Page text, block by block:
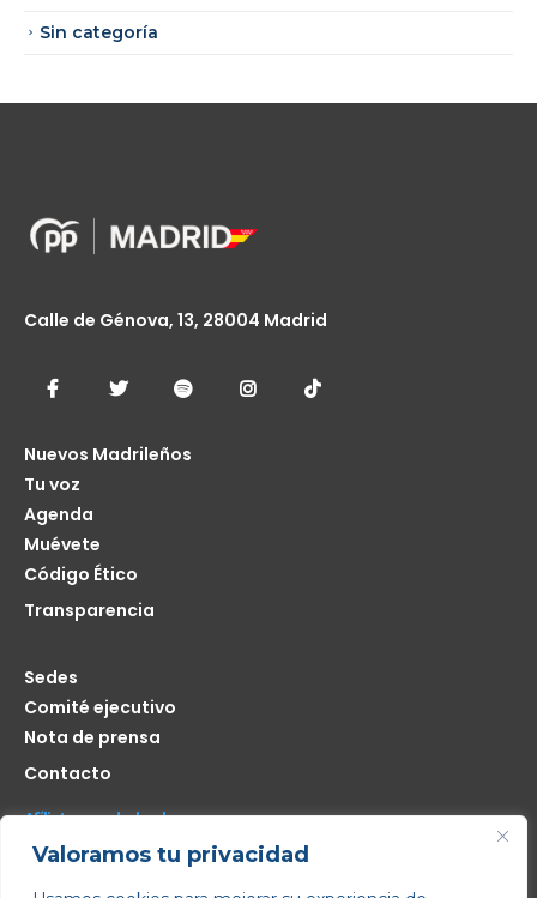
Valoramos tu privacidad
Sin categoría
Calle de Génova, 13, 28004 Madrid
Nuevos Madrileños
Tu voz
Agenda
Muévete
Código Ético
Transparencia
Sedes
Comité ejecutivo
Nota de prensa
Contacto
Afíliate seas de donde seas
Me interesa